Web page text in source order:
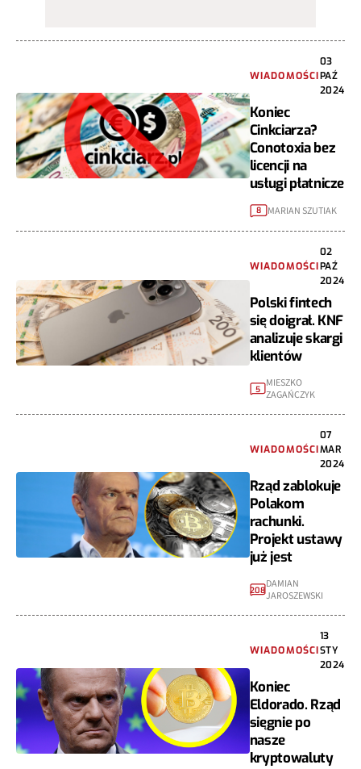
WIADOMOŚCI
03
PAŹ
2024
Koniec
Cinkciarza?
Conotoxia bez
licencji na
usługi płatnicze
8 MARIAN SZUTIAK
WIADOMOŚCI
02
PAŹ
2024
Polski fintech
się doigrał. KNF
analizuje skargi
klientów
5 MIESZKO
ZAGAŃCZYK
WIADOMOŚCI
07
MAR
2024
Rząd zablokuje
Polakom
rachunki.
Projekt ustawy
już jest
208DAMIAN
JAROSZEWSKI
WIADOMOŚCI
13
STY
2024
Koniec
Eldorado. Rząd
sięgnie po
nasze
kryptowaluty